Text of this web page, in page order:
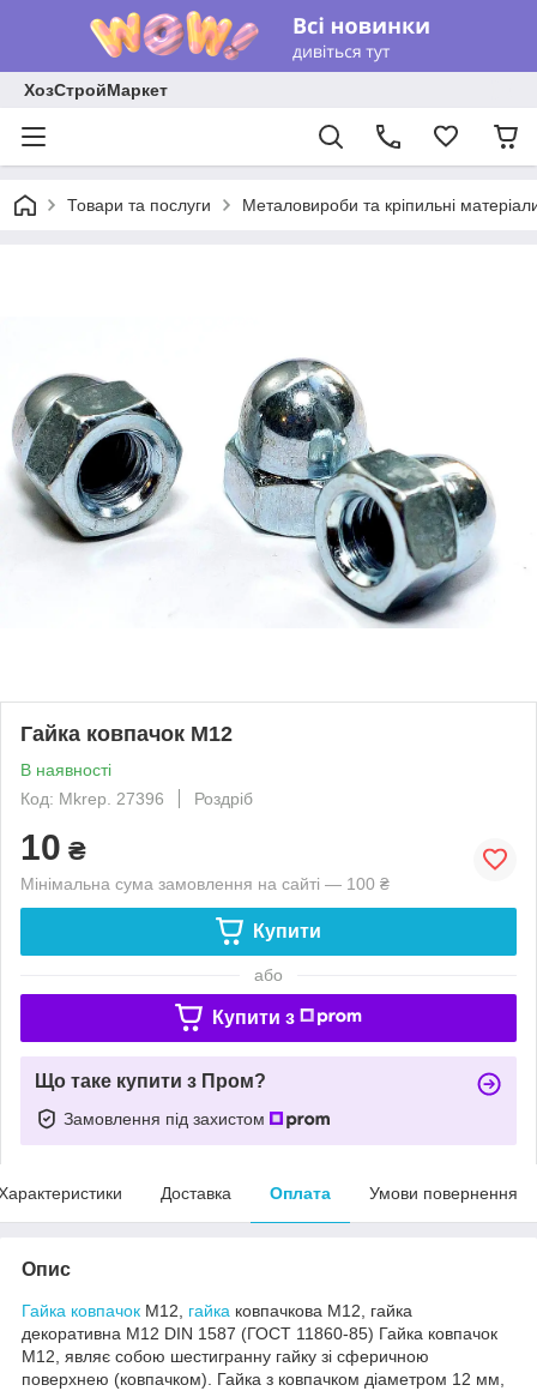
ХозСтройМаркет
Товари та послуги Металовироби та кріпильні
Гайка ковпачок М12
В наявності
Код: Mkrep. 27396
Роздріб
10 ₴
Мінімальна сума замовлення на сайті — 100 ₴
Купити
або
Купити з
Що таке купити з Пром?
Замовлення під захистом
Доставка Оплата Умови повернення
Опис
Гайка ковпачок М12, гайка ковпачкова М12, гайка
декоративна М12 DIN 1587 (ГОСТ 11860-85) Гайка ковпачок
М12, являє собою шестигранну гайку зі сферичною
поверхнею (ковпачком). Гайка з ковпачком діаметром 12 мм,